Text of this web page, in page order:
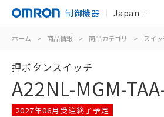
制御機器 Japan
ホーム > 商品情報 > 商品カテゴリ > スイ
押ボタンスイッチ
A22NL-MGM-
2027年06月受注終了予定